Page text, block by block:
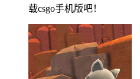
载csgo手机版吧！